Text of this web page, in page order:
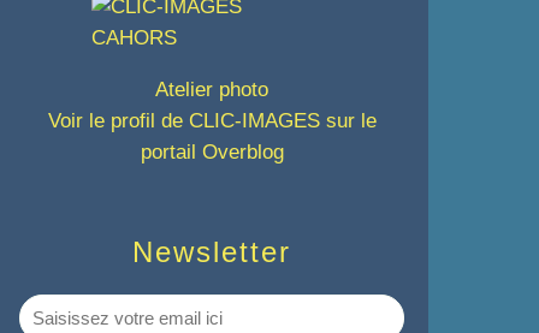
Newsletter
Atelier photo
Voir le profil de CLIC-IMAGESsur le
portail Overblog